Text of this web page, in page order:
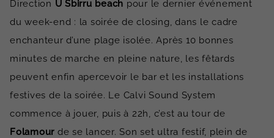
Direction U Sbirru beach pour le dernier événement
du week-end : la soirée de closing, dans le cadre
enchanteur d’une plage isolée. Après 10 bonnes
minutes de marche en pleine nature, les fêtards
peuvent enfin apercevoir le bar et les installations
festives de la soirée. Le Calvi Sound System
commence à jouer, puis à 22h, c’est au tour de
Folamour de se lancer. Son set ultra festif, plein de